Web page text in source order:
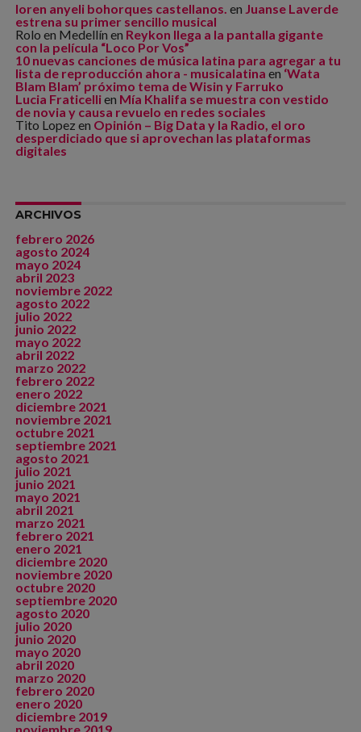
loren anyeli bohorques castellanos. en Juanse Laverde
estrena su primer sencillo musical
Rolo en Medellín en Reykon llega a la pantalla gigante
con la película “Loco Por Vos”
10 nuevas canciones de música latina para agregar a tu
lista de reproducción ahora - musicalatina en ‘Wata
Blam Blam’ próximo tema de Wisin y Farruko
Lucia Fraticellien Mía Khalifa se muestra con vestido
de novia y causa revuelo en redes sociales
Tito Lopez en Opinión – Big Data y la Radio, el oro
desperdiciado que si aprovechan las plataformas
digitales
ARCHIVOS
febrero 2026
agosto 2024
mayo 2024
abril 2023
noviembre 2022
agosto 2022
julio 2022
junio 2022
mayo 2022
abril 2022
marzo 2022
febrero 2022
enero 2022
diciembre 2021
noviembre 2021
octubre 2021
septiembre 2021
agosto 2021
julio 2021
junio 2021
mayo 2021
abril 2021
marzo 2021
febrero 2021
enero 2021
diciembre 2020
noviembre 2020
octubre 2020
septiembre 2020
agosto 2020
julio 2020
junio 2020
mayo 2020
abril 2020
marzo 2020
febrero 2020
enero 2020
diciembre 2019